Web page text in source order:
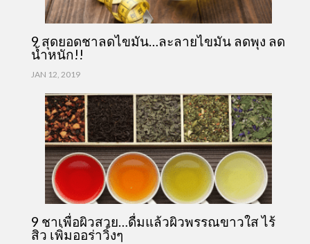
9 สุดยอดชาลดไขมัน…ละลายไขมัน ลดพุง ลด
น้ำหนัก!!
JAN 12, 2019
9 ชาเพื่อผิวสวย…ดื่มแล้วผิวพรรณขาวใส ไร้
สิว เพิ่มออร่าวิ้งๆ